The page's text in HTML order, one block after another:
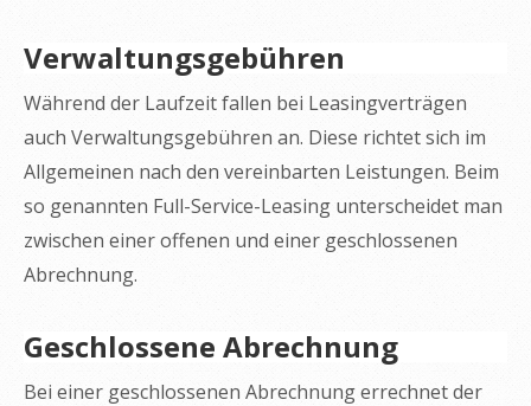
Verwaltungsgebühren
Während der Laufzeit fallen bei Leasingverträgen
auch Verwaltungsgebühren an. Diese richtet sich im
Allgemeinen nach den vereinbarten Leistungen. Beim
so genannten Full-Service-Leasing unterscheidet man
zwischen einer offenen und einer geschlossenen
Abrechnung.
Geschlossene Abrechnung
Bei einer geschlossenen Abrechnung errechnet der